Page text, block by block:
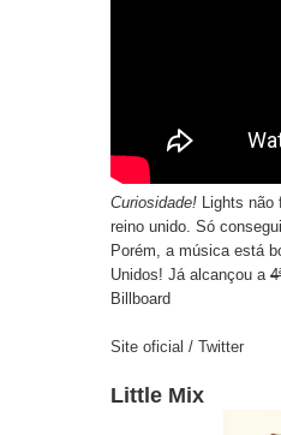
Curiosidade! Lights não
reino unido. Só
Porém, a música está
Unidos! Já alcançou a
Billboard
Site oficial / Twitter
Little Mix